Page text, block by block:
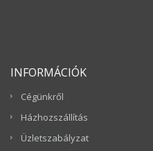
INFORMÁCIÓK
Cégünkről
Házhozszállítás
Üzletszabályzat